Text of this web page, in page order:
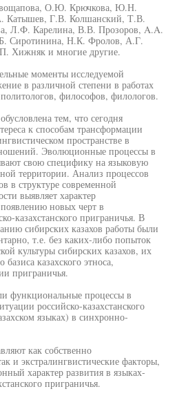
О.Ю. Крючкова, Ю.Н.
Катышев, Г.В. Колшанский, Т.В.
Л.Ф. Карелина, В.В. Прозоров, A.A.
Сиротинина, Н.К. Фролов, А.Г.
Хижняк и многие другие.
моменты исследуемой
в различной степени в работах
философов, филологов.
тем, что сегодня
к способам трансформации
пространстве в
Эволюционные процессы в
свою специфику на языковую
территории. Анализ процессов
в структуре современной
выявляет характер
новых черт в
казахстанского приграничья. В
сибирских казахов работы были
т.е. без каких-либо попыток
культуры сибирских казахов, их
казахского этноса,
приграничья.
функциональные процессы в
российско-казахстанского
языках) в синхронно-
как собственно
и экстралингвистические факторы,
характер развития в языках-
приграничья.